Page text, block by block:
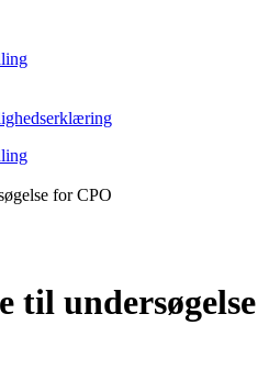
for CPO
til undersøgelse